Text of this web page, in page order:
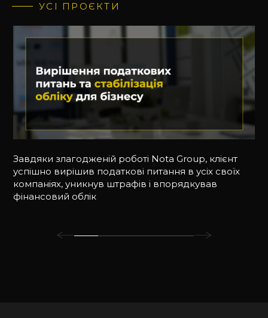
УСІ ПРОЄКТИ
Завдяки злагодженій роботі Nota Group, клієнт
успішно вирішив податкові питання в усіх своїх
компаніях, уникнув штрафів і впорядкував
фінансовий облік